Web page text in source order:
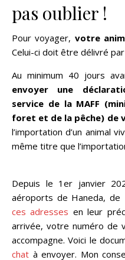
pas oublier !
Pour voyager, votre
Celui-ci doit être délivré
Au minimum 40 jours
envoyer une
service de la MAFF
foret et de la pêche) de
l’importation d’un animal
même titre que
Depuis le 1er janvier
aéroports de Haneda, de
ces adresses en leur
arrivée, votre numéro de
accompagne. Voici le
chat à envoyer. Mon